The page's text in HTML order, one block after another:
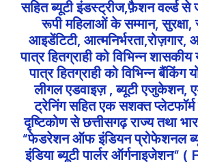
सहित ब्यूटी इंडस्ट्रीज,फ़ैशन वर्ल्ड से
रूपी महिलाओं के सम्मान, सुरक्षा,
आइडेंटिटी, आत्मनिर्भरता,रोज़गार,
पात्र हितग्राही को विभिन्न
पात्र हितग्राही को विभिन्न
लीगल एडवाइज़ , ब्यूटी एजुकेशन,
ट्रेनिंग सहित एक सशक्त
दृष्टिकोण से छत्तीसगढ़ राज्य तथा
“फेडरेशन ऑफ इंडियन प्रोफेशनल
इंडिया ब्यूटी पार्लर ऑर्गनाइजेशन”